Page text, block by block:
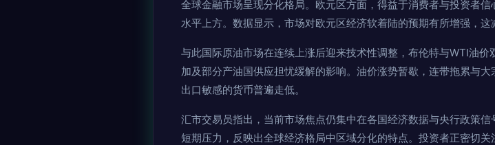
全球金融市场呈现分化格局。欧元区方面，得益于消费者与投资者
水平上方。数据显示，市场对欧元区经济软着陆的预期有所增强，这
与此国际原油市场在连续上涨后迎来技术性调整，布伦特与WTI油
加及部分产油国供应担忧缓解的影响。油价涨势暂歇，连带拖累与
出口敏感的货币普遍走低。
汇市交易员指出，当前市场焦点仍集中在各国经济数据与央行政策
短期压力，反映出全球经济格局中区域分化的特点。投资者正密切